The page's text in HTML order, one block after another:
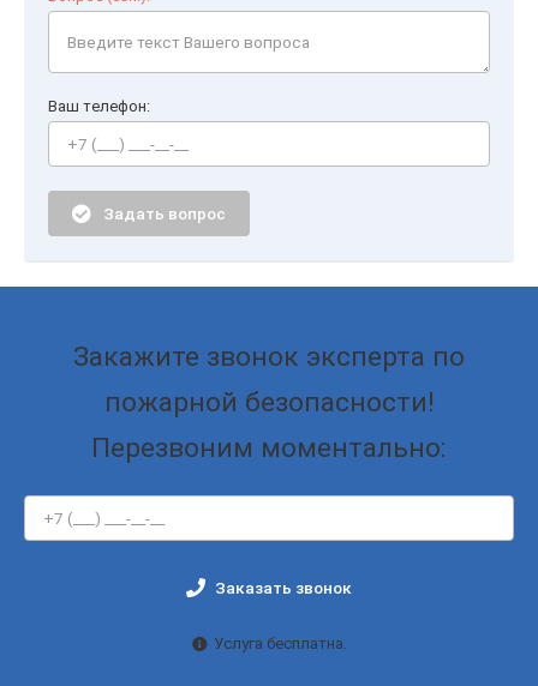
Ваш телефон:
Задать вопрос
Закажите звонок эксперта по
пожарной безопасности!
Перезвоним моментально:
Заказать звонок
Услуга бесплатна.